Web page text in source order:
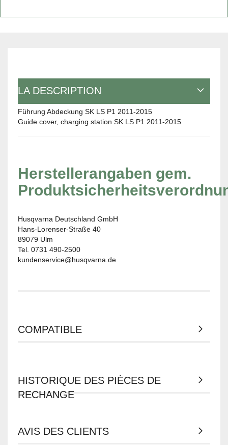
LA DESCRIPTION
Führung Abdeckung SK LS P1 2011-2015
Guide cover, charging station SK LS P1 2011-2015
Herstellerangaben gem.
Husqvarna Deutschland GmbH
Hans-Lorenser-Straße 40
89079 Ulm
Tel. 0731 490-2500
kundenservice@husqvarna.de
COMPATIBLE
HISTORIQUE DES PIÈCES DE
RECHANGE
AVIS DES CLIENTS